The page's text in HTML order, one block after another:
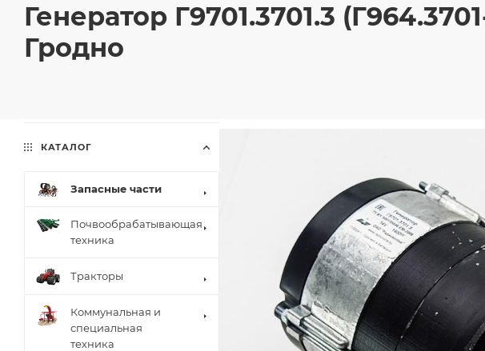
Генератор Г9701.3701.3
Гродно
КАТАЛОГ
Запасные части
Почвообрабатывающая
техника
Тракторы
Коммунальная и
специальная
техника